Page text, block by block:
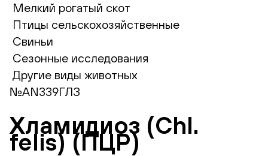
Мелкий рогатый скот
Птицы сельскохозяйственные
Свиньи
Сезонные исследования
Другие виды животных
№AN339ГЛЗ
Хламидиоз (Chl.
felis) (ПЦР)